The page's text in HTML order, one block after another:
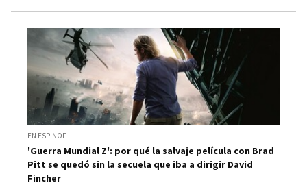
EN ESPINOF
'Guerra Mundial Z': por qué la salvaje película con Brad
Pitt se quedó sin la secuela que iba a dirigir David
Fincher